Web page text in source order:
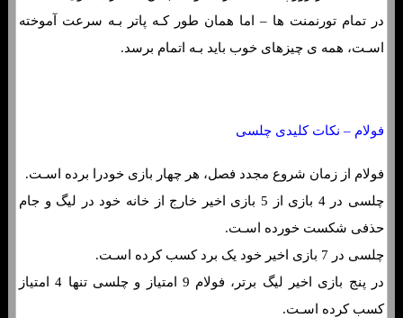
در تمام تورنمنت ها – اما همان طور کـه پاتر بـه سرعت آموخته
اسـت، همه ی چیزهای خوب باید بـه اتمام برسد.
فولام – نکات کلیدی چلسی
فولام از زمان شروع مجدد فصل، هر چهار بازی خودرا برده اسـت.
چلسی در 4 بازی از 5 بازی اخیر خارج از خانه خود در لیگ و جام
حذفی شکست خورده اسـت.
چلسی در 7 بازی اخیر خود یک برد کسب کرده اسـت.
در پنج بازی اخیر لیگ برتر، فولام 9 امتیاز و چلسی تنها 4 امتیاز
کسب کرده اسـت.